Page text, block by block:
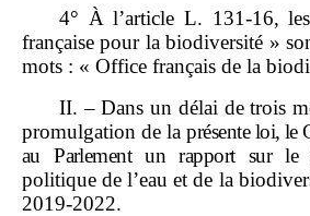
4° À l’article L. 131‑16,
française pour la biodiversité »
mots : « Office français de la
II. – Dans un délai de trois
promulgation de laprésente loi, le
au Parlement un rapport sur le
politique de l’eau et de la
2019‑2022.